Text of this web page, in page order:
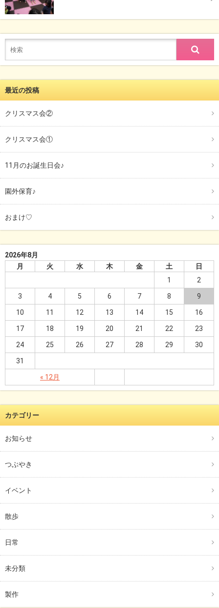
最近の投稿
クリスマス会②
クリスマス会①
11月のお誕生日会♪
園外保育♪
おまけ♡
2026年8月
月
火 水 木 金 土 日
« 12月
1 2
3 4 5 6 7 8 9
10 11 12 13 14 15 16
17 18 19 20 21 22 23
24 25 26 27 28 29 30
31
カテゴリー
お知らせ
つぶやき
イベント
散歩
日常
未分類
製作